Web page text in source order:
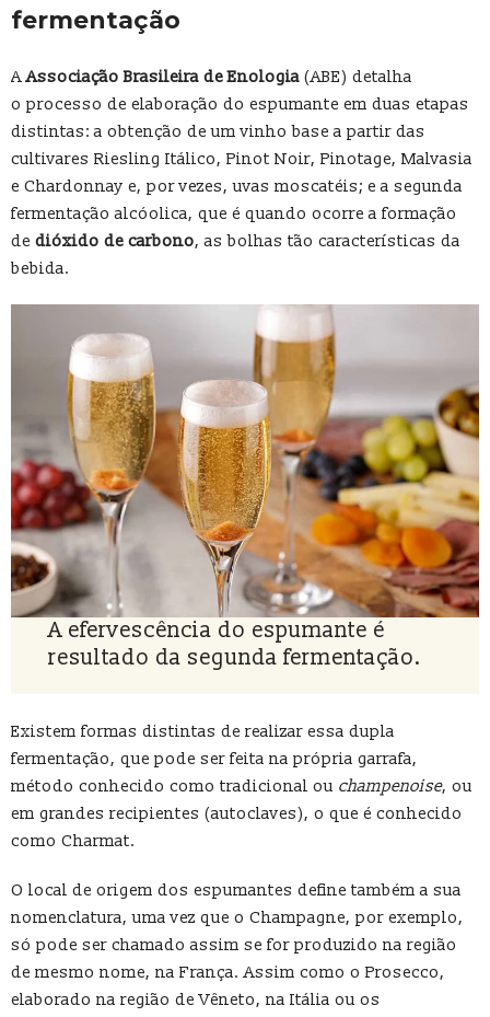
fermentação
AAssociação Brasileira de Enologia (ABE) detalha
o processo de elaboração do espumante em duas etapas
distintas: a obtenção de um vinho base a partir das
cultivares Riesling Itálico, Pinot Noir, Pinotage, Malvasia
e Chardonnay e, por vezes, uvas moscatéis; e a segunda
fermentação alcóolica, que é quando ocorre a formação
de dióxido de carbono, as bolhas tão características da
bebida.
A efervescência do espumante é
resultado da segunda fermentação.
Existem formas distintas de realizar essa dupla
fermentação, que pode ser feita na própria garrafa,
método conhecido como tradicional ou champenoise, ou
em grandes recipientes (autoclaves), o que é conhecido
como Charmat.
O local de origem dos espumantes define também a sua
nomenclatura, uma vez que o Champagne, por exemplo,
só pode ser chamado assim se for produzido na região
de mesmo nome, na França. Assim como o Prosecco,
elaborado na região de Vêneto, na Itália ou os